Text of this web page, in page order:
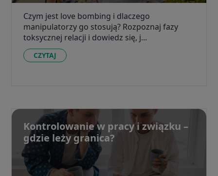
Czym jest love bombing i dlaczego
manipulatorzy go stosują? Rozpoznaj fazy
toksycznej relacji i dowiedz się, j...
CZYTAJ
Kontrolowanie w pracy i związku –
gdzie leży granica?